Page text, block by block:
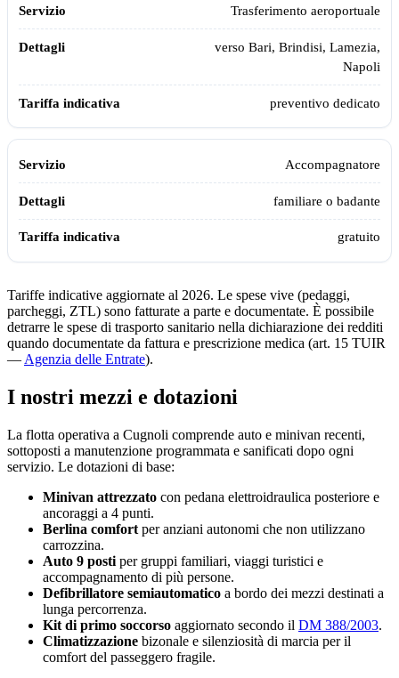
Trasferimento aeroportuale
verso Bari, Brindisi, Lamezia,
Napoli
preventivo dedicato
Accompagnatore
familiare o badante
gratuito
Tariffe indicative aggiornate al 2026. Le spese vive (pedaggi,
parcheggi, ZTL) sono fatturate a parte e documentate. È possibile
detrarre le spese di trasporto sanitario nella dichiarazione dei redditi
quando documentate da fattura e prescrizione medica (art. 15 TUIR
— Agenzia delle Entrate).
I nostri mezzi e dotazioni
La flotta operativa a Cugnoli comprende auto e minivan recenti,
sottoposti a manutenzione programmata e sanificati dopo ogni
servizio. Le dotazioni di base:
Minivan attrezzato con pedana elettroidraulica posteriore e
ancoraggi a 4 punti.
Berlina comfort per anziani autonomi che non utilizzano
carrozzina.
Auto 9 posti per gruppi familiari, viaggi turistici e
accompagnamento di più persone.
Defibrillatore semiautomatico a bordo dei mezzi destinati a
lunga percorrenza.
Kit di primo soccorso aggiornato secondo il DM 388/2003.
Climatizzazione bizonale e silenziosità di marcia per il
comfort del passeggero fragile.